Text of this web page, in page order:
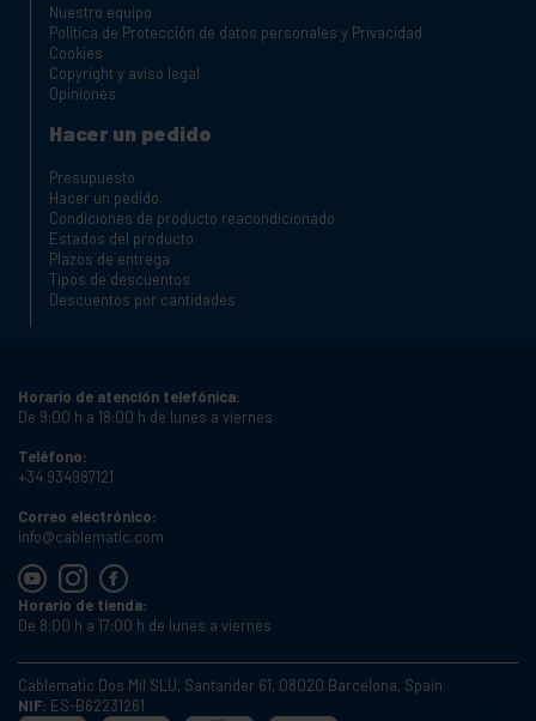
Nuestro equipo
Política de Protección de datos personales y Privacidad
Cookies
Copyright y aviso legal
Opiniones
Hacer un pedido
Presupuesto
Hacer un pedido
Condiciones de producto reacondicionado
Estados del producto
Plazos de entrega
Tipos de descuentos
Descuentos por cantidades
Horario de atención telefónica:
De 9:00 h a 18:00 h de lunes a viernes
Teléfono:
+34 934987121
Correo electrónico:
info@cablematic.com
Horario de tienda:
De 8:00 h a 17:00 h de lunes a viernes
Cablematic Dos Mil SLU, Santander 61, 08020 Barcelona, Spain
NIF: ES-B62231261